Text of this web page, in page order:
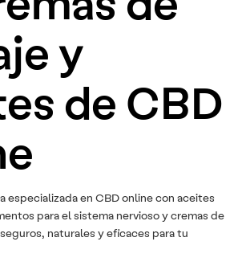
y
de CBD
especializada en CBD online con aceites
para el sistema nervioso y cremas de
naturales y eficaces para tu